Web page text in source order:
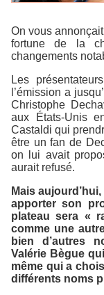
On vous
fortune de la
changements
Les
l’émission a
Christophe
aux États-Unis
Castaldi qui
être un fan de
on lui avait
aurait refusé.
Mais
apporter son
plateau sera «
comme une
bien d’autres
Valérie Bègue
même qui a
différents noms